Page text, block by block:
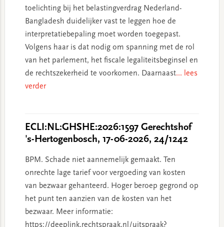
toelichting bij het belastingverdrag Nederland-
Bangladesh duidelijker vast te leggen hoe de
interpretatiebepaling moet worden toegepast.
Volgens haar is dat nodig om spanning met de rol
van het parlement, het fiscale legaliteitsbeginsel en
de rechtszekerheid te voorkomen. Daarnaast... lees
verder
ECLI:NL:GHSHE:2026:1597 Gerechtshof
's-Hertogenbosch, 17-06-2026, 24/1242
BPM. Schade niet aannemelijk gemaakt. Ten
onrechte lage tarief voor vergoeding van kosten
van bezwaar gehanteerd. Hoger beroep gegrond op
het punt ten aanzien van de kosten van het
bezwaar. Meer informatie:
https://deeplink.rechtspraak.nl/uitspraak?